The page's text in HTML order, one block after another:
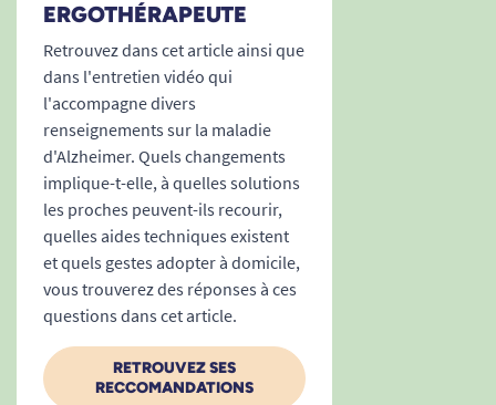
M : 56-58 cm
L : 59-61 cm
XL : 62-65 cm
Conseil :en cas d’hésitation entre deux tailles,
nous recommandons de choisir la plus grande
pour garantir un maximum de confort, sans
risque de compression.
ERGOTHÉRAPEUTE
Retrouvez dans cet article ainsi que
dans l'entretien vidéo qui
l'accompagne divers
renseignements sur la maladie
d'Alzheimer. Quels changements
implique-t-elle, à quelles solutions
les proches peuvent-ils recourir,
quelles aides techniques existent
et quels gestes adopter à domicile,
vous trouverez des réponses à ces
questions dans cet article.
RETROUVEZ SES
RECCOMANDATIONS